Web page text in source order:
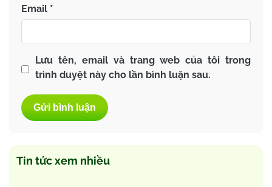
Email *
Lưu tên, email và trang web của tôi trong
trình duyệt này cho lần bình luận sau.
Tin tức xem nhiều